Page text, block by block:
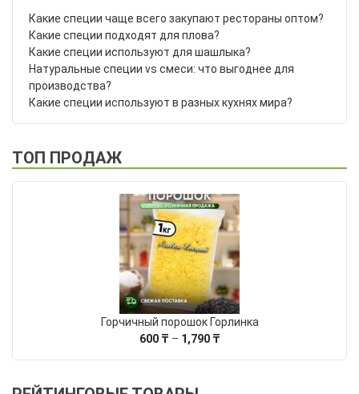
Какие специи чаще всего закупают рестораны оптом?
Какие специи подходят для плова?
Какие специи используют для шашлыка?
Натуральные специи vs смеси: что выгоднее для
производства?
Какие специи используют в разных кухнях мира?
ТОП ПРОДАЖ
Горчичный порошок Горлинка
600 ₸ – 1,790 ₸Диапазон